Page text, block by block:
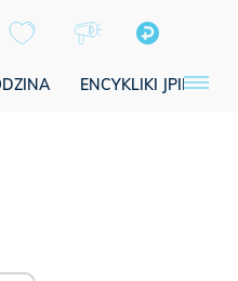
ENCYKLIKI JPII